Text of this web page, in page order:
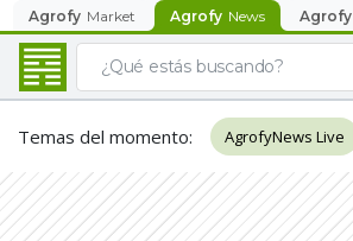
Agrofy Market Agrofy News Agrofy
Temas del momento: AgrofyNews Live